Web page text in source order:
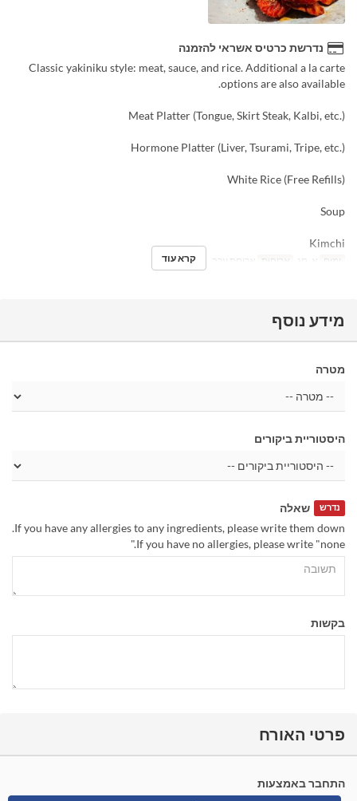
נדרשת כרטיס אשראי להזמנה
Classic yakiniku style: meat, sauce, and rice. Additional a la carte
options are also available.
Meat Platter (Tongue, Skirt Steak, Kalbi, etc.)
Hormone Platter (Liver, Tsurami, Tripe, etc.)
White Rice (Free Refills)
Soup
Kimchi
ימים א, חג ארוחות ארוחת ערב קרא עוד
מידע נוסף
מטרה
היסטוריית ביקורים
שאלה נדרש
If you have any allergies to any ingredients, please write them down.
If you have no allergies, please write "none."
בקשות
פרטי האורח
התחבר באמצעות